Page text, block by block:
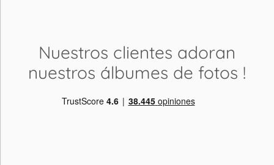
Nuestros clientes adoran
nuestros álbumes de fotos !